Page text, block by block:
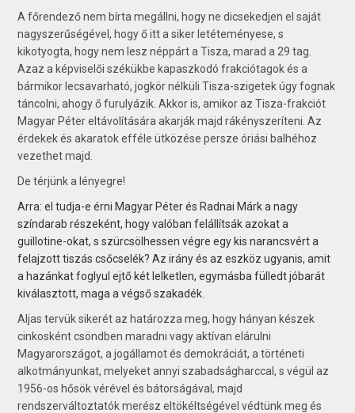
A főrendező nem bírta megállni, hogy ne dicsekedjen el saját
nagyszerűségével, hogy ő itt a siker letéteményese, s
kikotyogta, hogy nem lesz néppárt a Tisza, marad a 29 tag.
Azaz a képviselői székükbe kapaszkodó frakciótagok és a
bármikor lecsavarható, jogkör nélküli Tisza-szigetek úgy fognak
táncolni, ahogy ő furulyázik. Akkor is, amikor az Tisza-frakciót
Magyar Péter eltávolítására akarják majd rákényszeríteni. Az
érdekek és akaratok efféle ütközése persze ­óriási balhéhoz
vezethet majd.
De térjünk a lényegre!
Arra: el tudja-e érni Magyar Péter és Radnai Márk a nagy
színdarab részeként, hogy valóban felállítsák azokat a
guillotine-okat, s szürcsölhessen végre egy kis narancsvért a
felajzott tiszás csőcselék? Az irány és az eszköz ugyanis, amit
a hazánkat foglyul ejtő két lelketlen, egymásba fülledt jóbarát
kiválasztott, maga a végső szakadék.
Aljas tervük sikerét az határozza meg, hogy hányan készek
cinkosként csöndben maradni vagy aktívan elárulni
Magyarországot, a jogállamot és demokráciát, a történeti
alkotmányunkat, melyeket annyi szabadságharccal, s végül az
1956-os hősök vérével és bátorságával, majd
rendszerváltoztatók merész eltökéltségével védtünk meg és